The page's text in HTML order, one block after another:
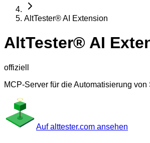
AltTester® AI Extension
AltTester® AI
offiziell
MCP-Server für die Automatisierung von
Auf alttester.com ansehen